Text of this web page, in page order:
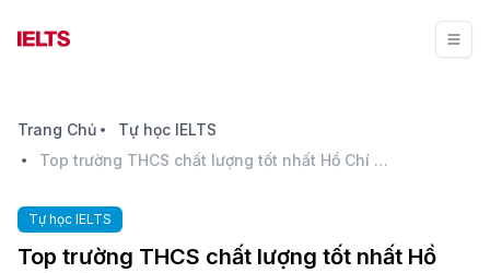
Trang Chủ
Tự học IELTS
Top trường THCS chất lượng tốt nhất Hồ Chí Minh
Tự học IELTS
Top trường THCS chất lượng tốt nhất Hồ